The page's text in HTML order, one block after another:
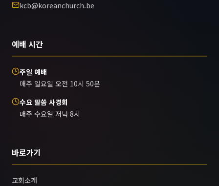
kcb@koreanchurch.be
예배 시간
주일 예배
매주 일요일 오전 10시 50분
수요 말씀 사경회
매주 수요일 저녁 8시
바로가기
교회소개